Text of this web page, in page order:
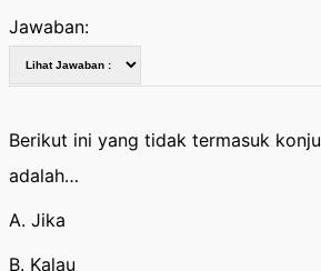
Jawaban:
Berikut ini yang tidak termasuk
adalah…
A. Jika
B. Kalau